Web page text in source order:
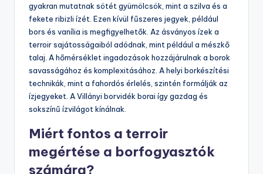
gyakran mutatnak sötét gyümölcsök, mint a szilva és a
fekete ribizli ízét. Ezen kívül fűszeres jegyek, például
bors és vanília is megfigyelhetők. Az ásványos ízek a
terroir sajátosságaiból adódnak, mint például a mészkő
talaj. A hőmérséklet ingadozások hozzájárulnak a borok
savasságához és komplexitásához. A helyi borkészítési
technikák, mint a fahordós érlelés, szintén formálják az
ízjegyeket. A Villányi borvidék borai így gazdag és
sokszínű ízvilágot kínálnak.
Miért fontos a terroir
megértése a borfogyasztók
számára?